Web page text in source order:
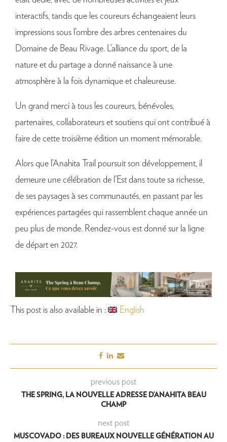
interactifs, tandis que les coureurs échangeaient leurs
impressions sous l’ombre des arbres centenaires du
Domaine de Beau Rivage. L’alliance du sport, de la
nature et du partage a donné naissance à une
atmosphère à la fois dynamique et chaleureuse.
Un grand merci à tous les coureurs, bénévoles,
partenaires, collaborateurs et soutiens qui ont contribué à
faire de cette troisième édition un moment mémorable.
Alors que l’Anahita Trail poursuit son développement, il
demeure une célébration de l’Est dans toute sa richesse,
de ses paysages à ses communautés, en passant par les
expériences partagées qui rassemblent chaque année un
peu plus de monde. Rendez-vous est donné sur la ligne
de départ en 2027.
This post is also available in : English
previous post
THE SPRING, LA NOUVELLE ADRESSE D’ANAHITA BEAU
CHAMP
next post
MUSCOVADO : DES BUREAUX NOUVELLE GÉNÉRATION AU